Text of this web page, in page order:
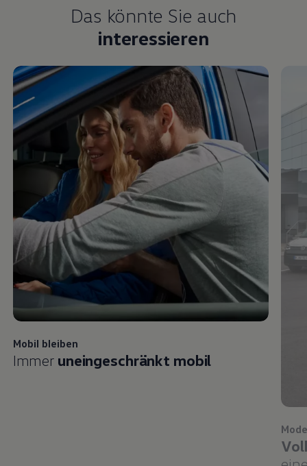
Das könnte Sie auch
interessieren
Mobil bleiben
Immer uneingeschränkt mobil